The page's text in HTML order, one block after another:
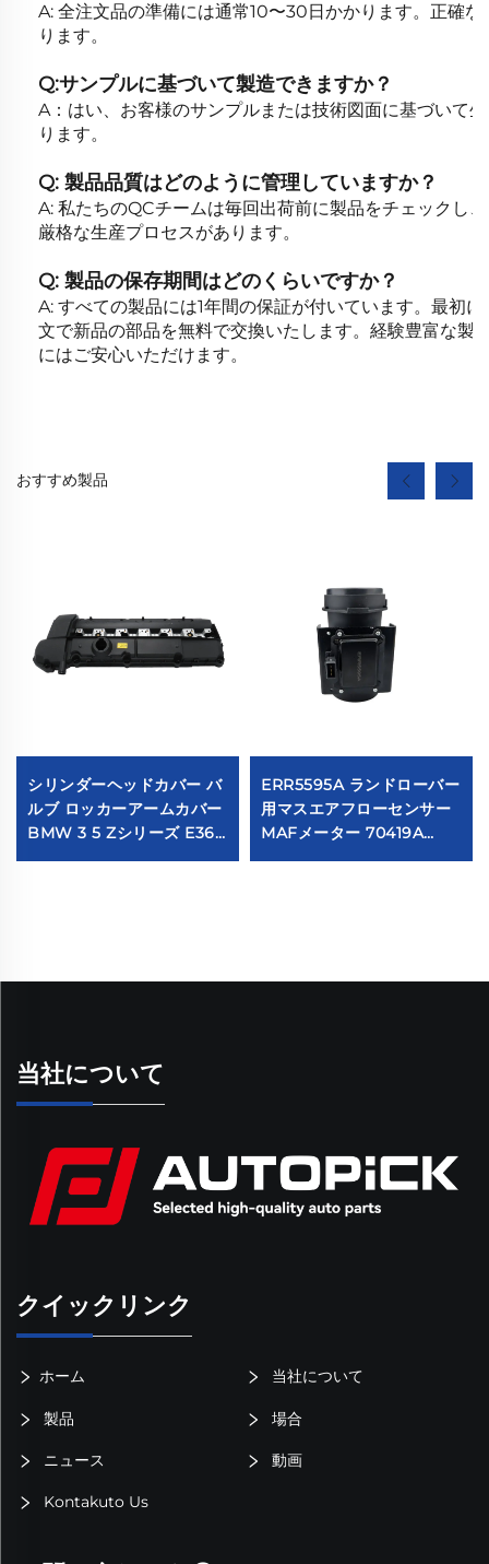
A: 全注文品の準備には通常10〜30日かかります。正確
ります。
Q:サンプルに基づいて製造できますか？
A：はい、お客様のサンプルまたは技術図面に基づいて
ります。
Q: 製品品質はどのように管理していますか？
A: 私たちのQCチームは毎回出荷前に製品をチェックし
厳格な生産プロセスがあります。
Q: 製品の保存期間はどのくらいですか？
A: すべての製品には1年間の保証が付いています。最初
文で新品の部品を無料で交換いたします。経験豊富な製
にはご安心いただけます。
おすすめ製品
シリンダーヘッドカバー バ
ルブ ロッカーアームカバー
BMW 3 5 Zシリーズ E36
323i 328i M3 E39 528i
ERR5595A ランドローバー
用マスエアフローセンサー
MAFメーター 70419A
ERR5595
当社について
クイックリンク
ホーム 当社について
製品 場合
ニュース 動画
Kontakuto Us